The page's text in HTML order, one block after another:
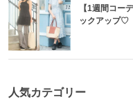
【1週間コー
ックアップ♡
人気カテゴリー